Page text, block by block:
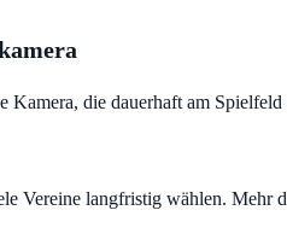
Kamera, die dauerhaft am
Vereine langfristig wählen. Mehr